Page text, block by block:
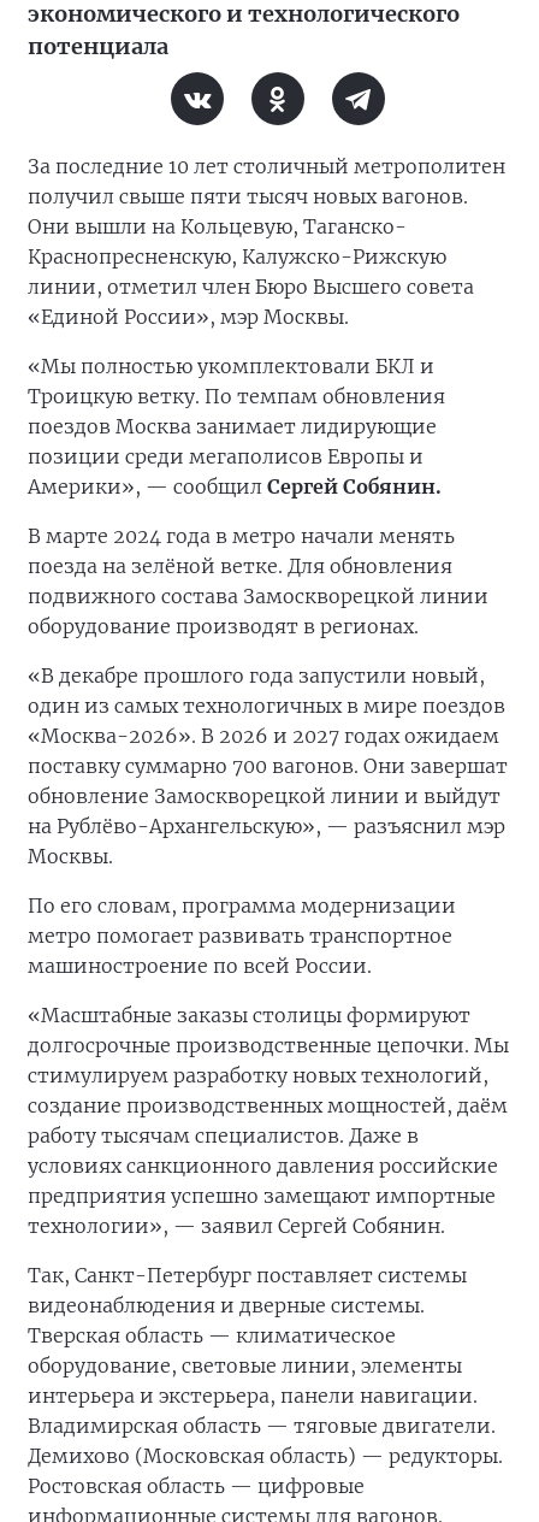
экономического и технологического
потенциала
За последние 10 лет столичный метрополитен
получил свыше пяти тысяч новых вагонов.
Они вышли на Кольцевую, Таганско-
Краснопресненскую, Калужско-Рижскую
линии, отметил член Бюро Высшего совета
«Единой России», мэр Москвы.
«Мы полностью укомплектовали БКЛ и
Троицкую ветку. По темпам обновления
поездов Москва занимает лидирующие
позиции среди мегаполисов Европы и
Америки», — сообщил Сергей Собянин.
В марте 2024 года в метро начали менять
поезда на зелёной ветке. Для обновления
подвижного состава Замоскворецкой линии
оборудование производят в регионах.
«В декабре прошлого года запустили новый,
один из самых технологичных в мире поездов
«Москва-2026». В 2026 и 2027 годах ожидаем
поставку суммарно 700 вагонов. Они завершат
обновление Замоскворецкой линии и выйдут
на Рублёво-Архангельскую», — разъяснил мэр
Москвы.
По его словам, программа модернизации
метро помогает развивать транспортное
машиностроение по всей России.
«Масштабные заказы столицы формируют
долгосрочные производственные цепочки. Мы
стимулируем разработку новых технологий,
создание производственных мощностей, даём
работу тысячам специалистов. Даже в
условиях санкционного давления российские
предприятия успешно замещают импортные
технологии», — заявил Сергей Собянин.
Так, Санкт-Петербург поставляет системы
видеонаблюдения и дверные системы.
Тверская область — климатическое
оборудование, световые линии, элементы
интерьера и экстерьера, панели навигации.
Владимирская область — тяговые двигатели.
Демихово (Московская область) — редукторы.
Ростовская область — цифровые
информационные системы для вагонов.